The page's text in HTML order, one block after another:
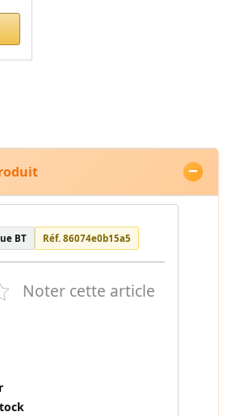
BT Réf. 86074e0b15a5
Noter cette article